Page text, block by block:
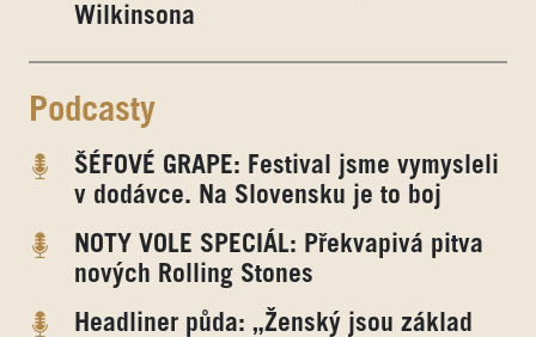
Wilkinsona
Podcasty
ŠÉFOVÉ GRAPE: Festival jsme vymysleli
v dodávce. Na Slovensku je to boj
NOTY VOLE SPECIÁL: Překvapivá pitva
nových Rolling Stones
Headliner půda: „Ženský jsou základ